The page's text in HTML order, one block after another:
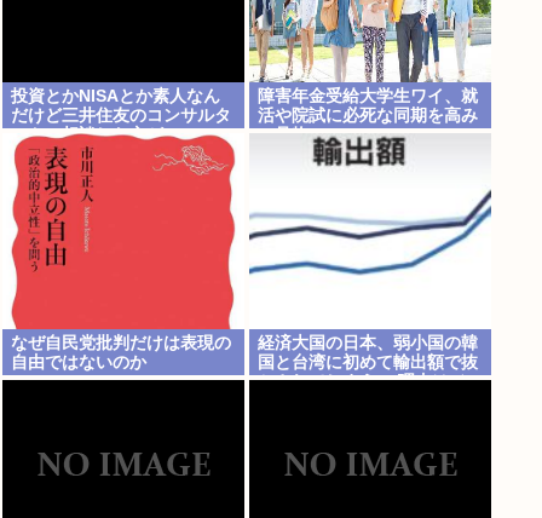
投資とかNISAとか素人なん
だけど三井住友のコンサルタ
ントに相談した方がいいの
か？
障害年金受給大学生ワイ、就
活や院試に必死な同期を高み
の見物www
なぜ自民党批判だけは表現の
自由ではないのか
経済大国の日本、弱小国の韓
国と台湾に初めて輸出額で抜
かされてしまう… 理由はジャ